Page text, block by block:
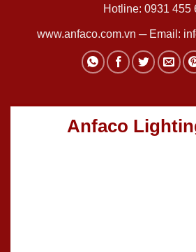
Hotline: 0931 455
www.anfaco.com.vn ─ Email:
Anfaco